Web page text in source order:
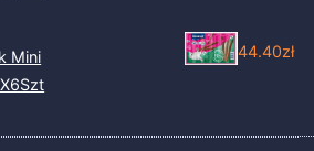
Mini
44.40zł